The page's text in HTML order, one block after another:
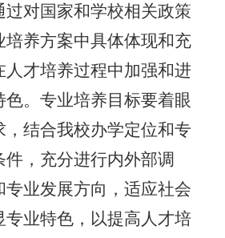
过对国家和学校相关政策
培养方案中具体体现和充
人才培养过程中加强和进
色。专业培养目标要着眼
，结合我校办学定位和专
，充分进行内外部调
专业发展方向，适应社会
专业特色，以提高人才培